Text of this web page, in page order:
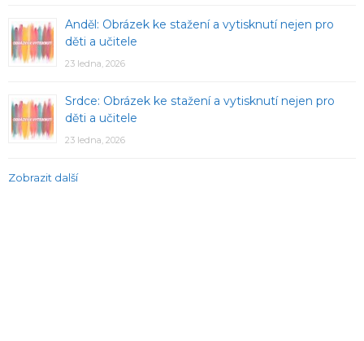
Anděl: Obrázek ke stažení a vytisknutí nejen pro
děti a učitele
23 ledna, 2026
Srdce: Obrázek ke stažení a vytisknutí nejen pro
děti a učitele
23 ledna, 2026
Zobrazit další